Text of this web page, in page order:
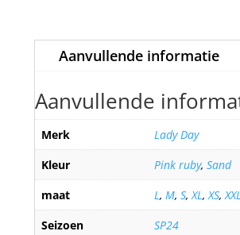
Aanvullende informatie
Aanvullende
Merk
Lady Day
Kleur
Pink ruby,Sand
maat
L,M,S,XL,XS,XXL
Seizoen
SP24